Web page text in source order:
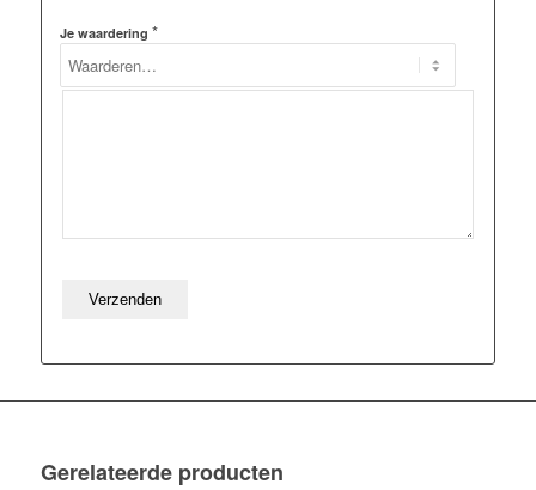
Je waardering *
Gerelateerde producten